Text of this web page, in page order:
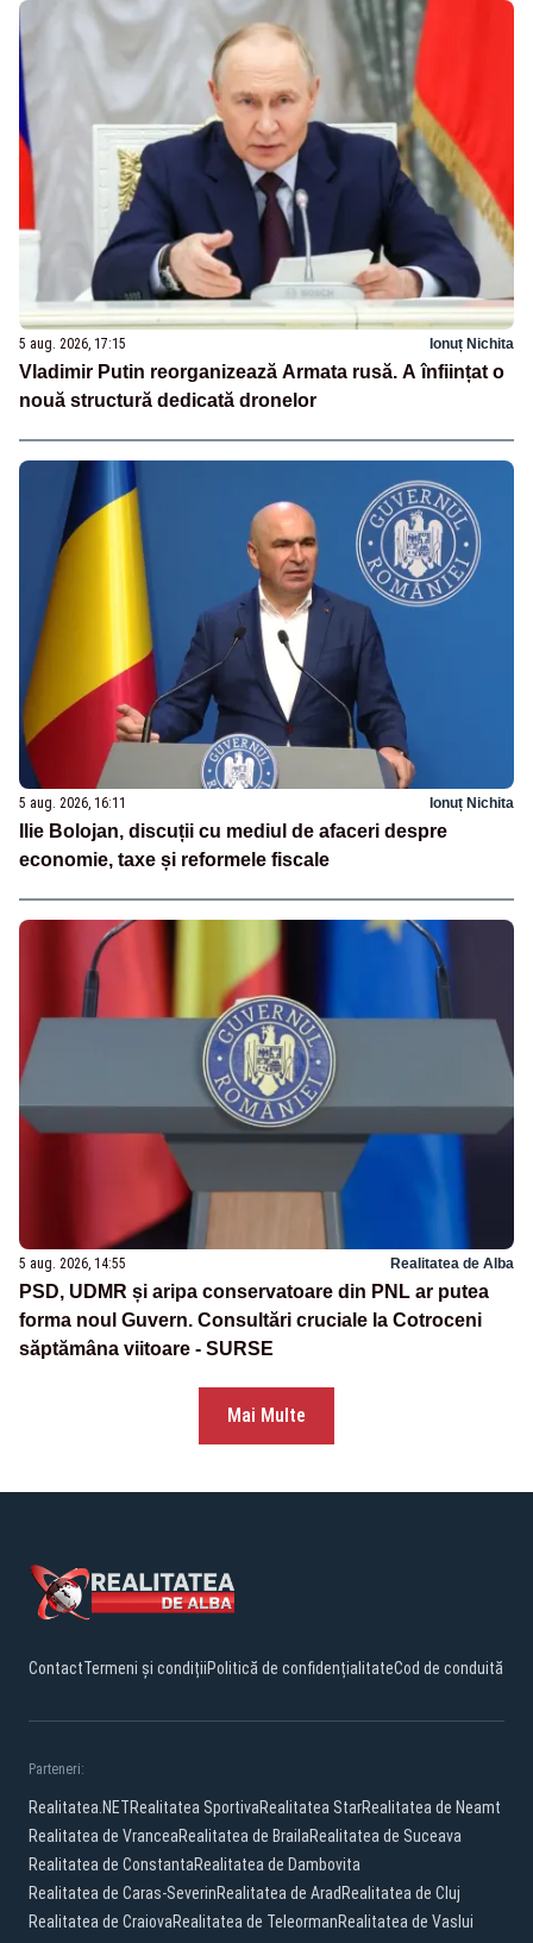
5 aug. 2026, 17:15 Ionuț Nichita
Vladimir Putin reorganizează Armata rusă. A înființat o
nouă structură dedicată dronelor
5 aug. 2026, 16:11 Ionuț Nichita
Ilie Bolojan, discuții cu mediul de afaceri despre
economie, taxe și reformele fiscale
5 aug. 2026, 14:55 Realitatea de Alba
PSD, UDMR și aripa conservatoare din PNL ar putea
forma noul Guvern. Consultări cruciale la Cotroceni
săptămâna viitoare - SURSE
Mai Multe
ContactTermeni și condițiiPolitică de confidențialitateCod de conduită
Parteneri:
Realitatea.NETRealitatea SportivaRealitatea StarRealitatea de Neamt
Realitatea de VranceaRealitatea de BrailaRealitatea de Suceava
Realitatea de ConstantaRealitatea de Dambovita
Realitatea de Caras-SeverinRealitatea de Arad Realitatea de Cluj
Realitatea de CraiovaRealitatea de TeleormanRealitatea de Vaslui